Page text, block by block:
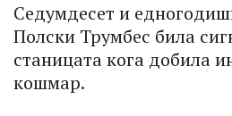
Седумдесет и
Полски Трумбес била
станицата кога добила
кошмар.